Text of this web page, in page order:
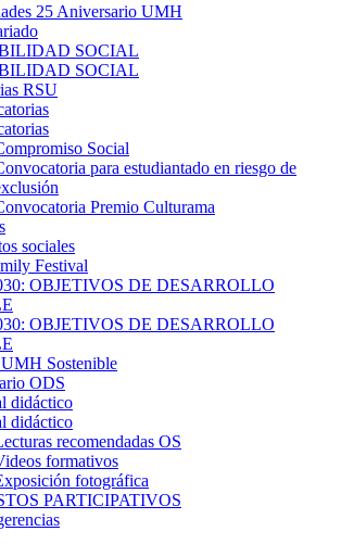
25 Aniversario UMH
SOCIAL
SOCIAL
RSU
Social
para estudiantado en riesgo de
Premio Culturama
sociales
Festival
OBJETIVOS DE DESARROLLO
OBJETIVOS DE DESARROLLO
Sostenible
ODS
didáctico
didáctico
recomendadas OS
formativos
fotográfica
PARTICIPATIVOS